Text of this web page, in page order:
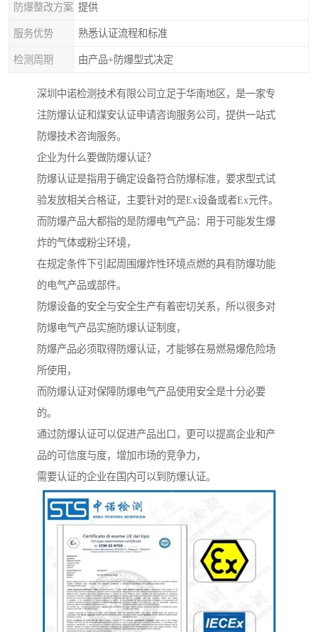
防爆整改方案 提供
服务优势 熟悉认证流程和标准
检测周期 由产品+防爆型式决定
深圳中诺检测技术有限公司立足于华南地区，是一家专
注防爆认证和煤安认证申请咨询服务公司，提供一站式
防爆技术咨询服务。
企业为什么要做防爆认证？
防爆认证是指用于确定设备符合防爆标准，要求型式试
验发放相关合格证，主要针对的是Ex设备或者Ex元件。
而防爆产品大都指的是防爆电气产品：用于可能发生爆
炸的气体或粉尘环境，
在规定条件下引起周围爆炸性环境点燃的具有防爆功能
的电气产品或部件。
防爆设备的安全与安全生产有着密切关系，所以很多对
防爆电气产品实施防爆认证制度，
防爆产品必须取得防爆认证，才能够在易燃易爆危险场
所使用，
而防爆认证对保障防爆电气产品使用安全是十分必要
的。
通过防爆认证可以促进产品出口，更可以提高企业和产
品的可信度与度，增加市场的竞争力，
需要认证的企业在国内可以到防爆认证。